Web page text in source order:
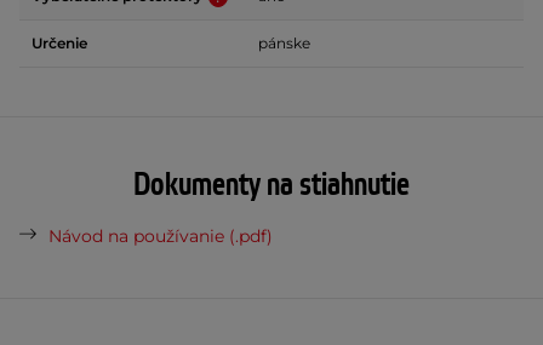
Určenie pánske
Dokumenty na stiahnutie
Návod na používanie (.pdf)